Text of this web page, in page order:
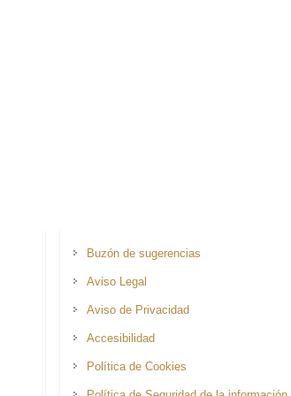
Buzón de sugerencias
Aviso Legal
Aviso de Privacidad
Accesibilidad
Política de Cookies